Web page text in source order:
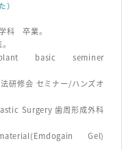
）
科 卒業。
basic seminer
研修会 セミナー/ハンズオ
Surgery 歯周形成外科
Gel)